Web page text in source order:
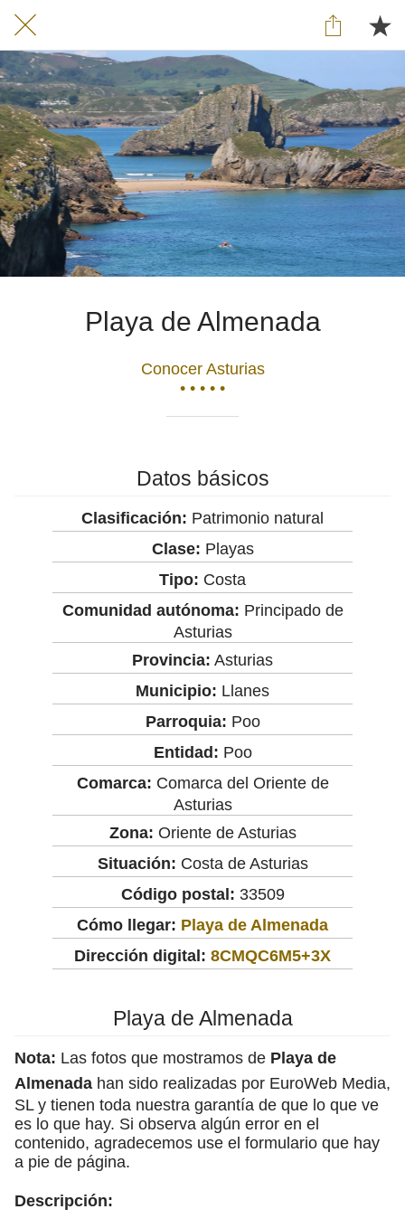
Playa de Almenada
Conocer Asturias
• • • • •
Datos básicos
Clasificación: Patrimonio natural
Clase: Playas
Tipo: Costa
Comunidad autónoma: Principado de
Asturias
Provincia: Asturias
Municipio: Llanes
Parroquia: Poo
Entidad: Poo
Comarca: Comarca del Oriente de
Asturias
Zona: Oriente de Asturias
Situación: Costa de Asturias
Código postal: 33509
Cómo llegar: Playa de Almenada
Dirección digital: 8CMQC6M5+3X
Playa de Almenada
Nota: Las fotos que mostramos de Playa de
Almenada han sido realizadas por EuroWeb Media,
SL y tienen toda nuestra garantía de que lo que ve
es lo que hay. Si observa algún error en el
contenido, agradecemos use el formulario que hay
a pie de página.
Descripción: